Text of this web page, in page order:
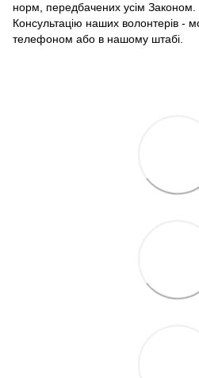
норм, передбачених усім Законом.
Консультацію наших волонтерів -
телефоном або в нашому штабі.